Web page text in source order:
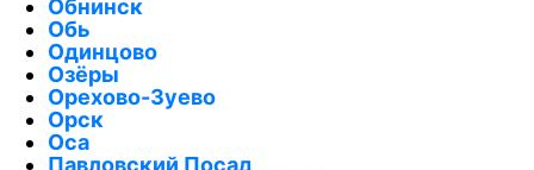
Обнинск
Обь
Одинцово
Озёры
Орехово-Зуево
Орск
Оса
Павловский Посад